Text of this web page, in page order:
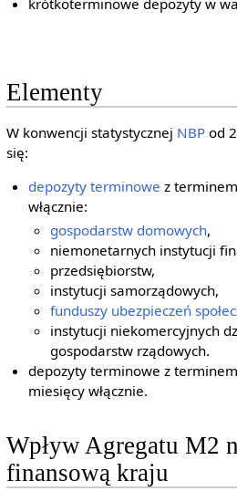
Elementy
W konwencji statystycznej NBPod
się:
depozyty terminowe z
włącznie:
gospodarstw domowych,
niemonetarnych instytucji
przedsiębiorstw,
instytucji samorządowych,
funduszy ubezpieczeń
instytucji niekomercyjnych
gospodarstw rządowych.
depozyty terminowe z
miesięcy włącznie.
Wpływ Agregatu M2
finansową kraju